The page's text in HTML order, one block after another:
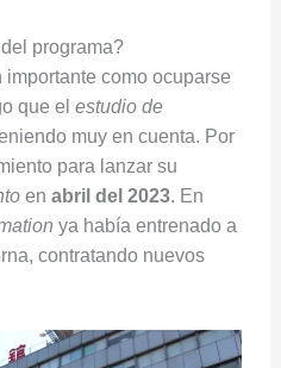
programa?
importante como ocuparse
que el estudio de
muy en cuenta. Por
para lanzar su
en abril del 2023. En
ya había entrenado a
contratando nuevos